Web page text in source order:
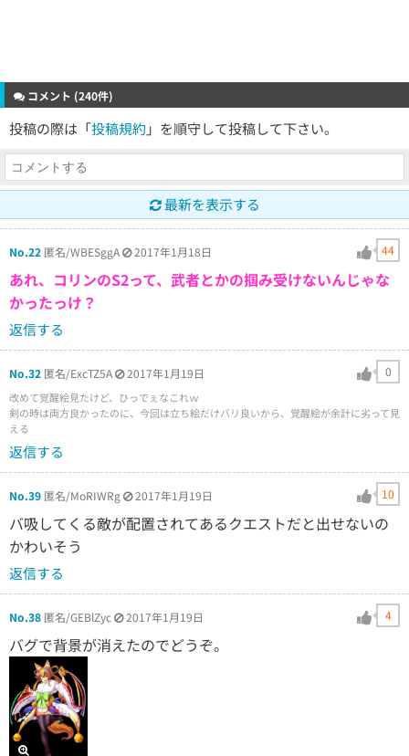
コメント (240件)
投稿の際は「投稿規約 」を順守して投稿して下さい。
最新を表示する
No.22 匿名/WBESggA 2017年1月18日 44
あれ、コリンのS2って、武者とかの掴み受けないんじゃな
かったっけ？
返信する
No.32 匿名/ExcTZ5A 2017年1月19日 0
改めて覚醒絵見たけど、ひっでぇなこれｗ
剣の時は両方良かったのに、今回は立ち絵だけバリ良いから、覚醒絵が余計に劣って見
える
返信する
No.39 匿名/MoRIWRg 2017年1月19日 10
バ吸してくる敵が配置されてあるクエストだと出せないの
かわいそう
返信する
No.38 匿名/GEBlZyc 2017年1月19日 4
バグで背景が消えたのでどうぞ。